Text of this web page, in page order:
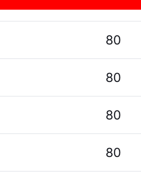
80
80
80
80